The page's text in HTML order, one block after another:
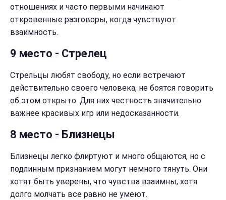
отношениях и часто первыми начинают
откровенные разговоры, когда чувствуют
взаимность.
9 место - Стрелец
Стрельцы любят свободу, но если встречают
действительно своего человека, не боятся говорить
об этом открыто. Для них честность значительно
важнее красивых игр или недосказанности.
8 место - Близнецы
Близнецы легко флиртуют и много общаются, но с
подлинным признанием могут немного тянуть. Они
хотят быть уверены, что чувства взаимны, хотя
долго молчать все равно не умеют.